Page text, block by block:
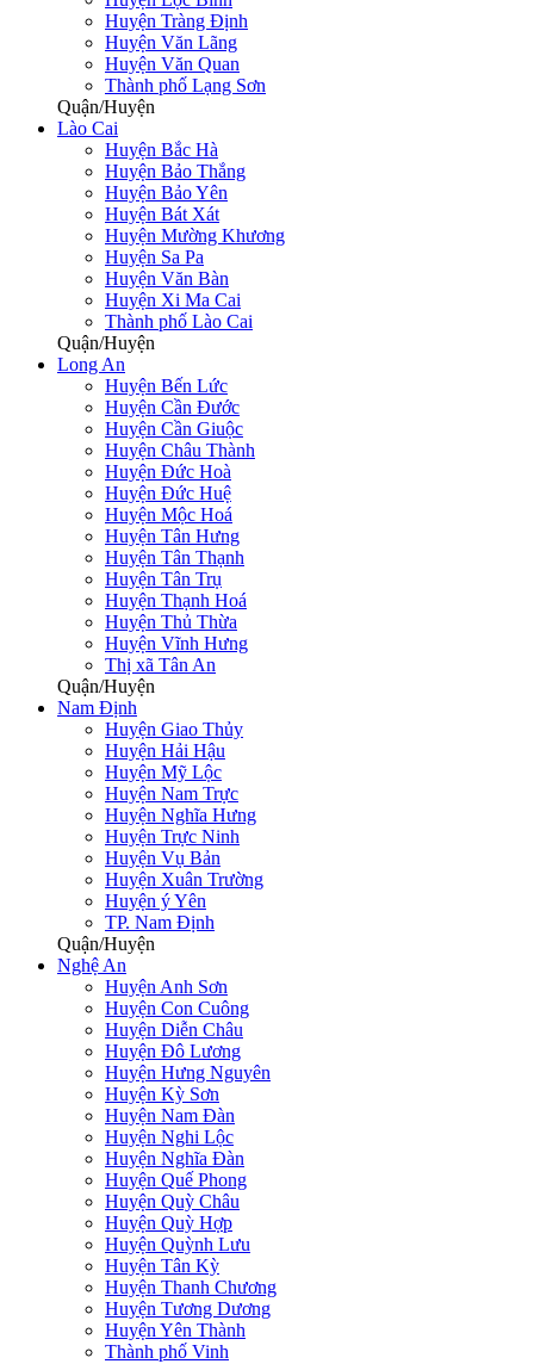
Huyện Tràng Định
Huyện Văn Lãng
Huyện Văn Quan
Thành phố Lạng Sơn
Quận/Huyện
Lào Cai
Huyện Bắc Hà
Huyện Bảo Thắng
Huyện Bảo Yên
Huyện Bát Xát
Huyện Mường Khương
Huyện Sa Pa
Huyện Văn Bàn
Huyện Xi Ma Cai
Thành phố Lào Cai
Quận/Huyện
Long An
Huyện Bến Lức
Huyện Cần Đước
Huyện Cần Giuộc
Huyện Châu Thành
Huyện Đức Hoà
Huyện Đức Huệ
Huyện Mộc Hoá
Huyện Tân Hưng
Huyện Tân Thạnh
Huyện Tân Trụ
Huyện Thạnh Hoá
Huyện Thủ Thừa
Huyện Vĩnh Hưng
Thị xã Tân An
Quận/Huyện
Nam Định
Huyện Giao Thủy
Huyện Hải Hậu
Huyện Mỹ Lộc
Huyện Nam Trực
Huyện Nghĩa Hưng
Huyện Trực Ninh
Huyện Vụ Bản
Huyện Xuân Trường
Huyện ý Yên
TP. Nam Định
Quận/Huyện
Nghệ An
Huyện Anh Sơn
Huyện Con Cuông
Huyện Diễn Châu
Huyện Đô Lương
Huyện Hưng Nguyên
Huyện Kỳ Sơn
Huyện Nam Đàn
Huyện Nghi Lộc
Huyện Nghĩa Đàn
Huyện Quế Phong
Huyện Quỳ Châu
Huyện Quỳ Hợp
Huyện Quỳnh Lưu
Huyện Tân Kỳ
Huyện Thanh Chương
Huyện Tương Dương
Huyện Yên Thành
Thành phố Vinh